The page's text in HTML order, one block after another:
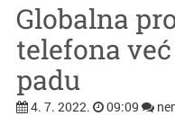
Globalna
telefona
padu
4. 7. 2022. 09:09